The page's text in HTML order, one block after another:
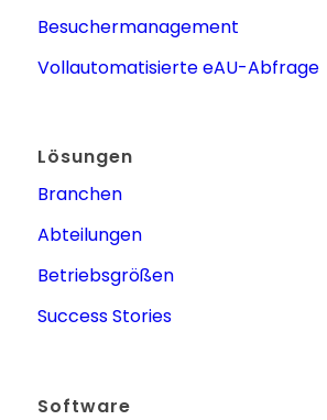
Besuchermanagement
Vollautomatisierte eAU-Abfrage
Lösungen
Branchen
Abteilungen
Betriebsgrößen
Success Stories
Software